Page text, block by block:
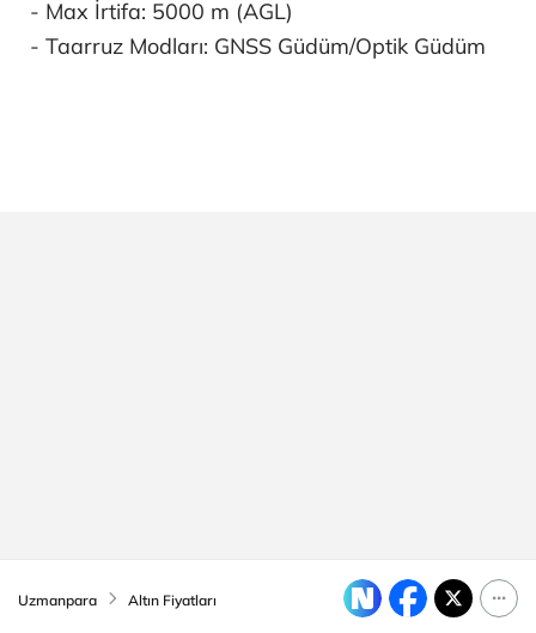
- Max İrtifa: 5000 m (AGL)
- Taarruz Modları: GNSS Güdüm/Optik Güdüm
Uzmanpara Altın Fiyatları